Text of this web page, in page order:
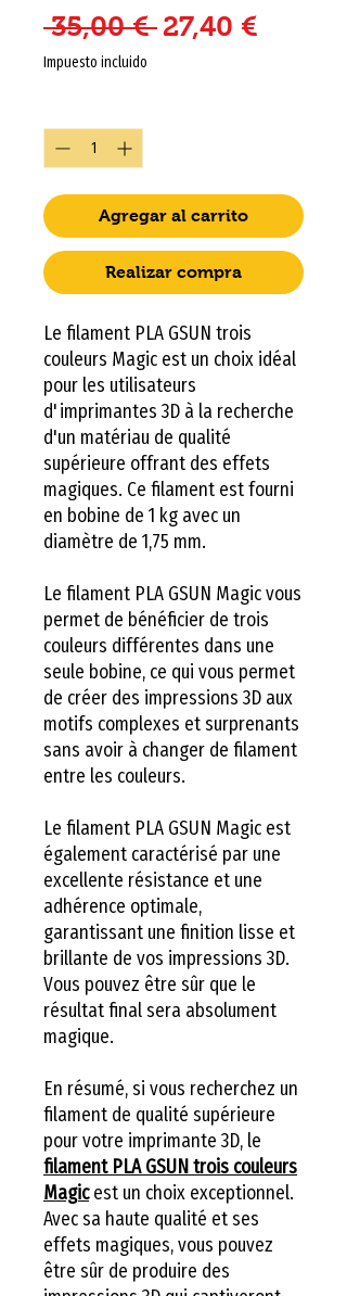
35,00 € Precio
27,40 €
Impuesto incluido
Agregar al carrito
Realizar compra
Le filament PLA GSUN trois
couleurs Magic est un choix idéal
pour les utilisateurs
d'imprimantes 3D à la recherche
d'un matériau de qualité
supérieure offrant des effets
magiques. Ce filament est fourni
en bobine de 1 kg avec un
diamètre de 1,75 mm.
Le filament PLA GSUN Magic vous
permet de bénéficier de trois
couleurs différentes dans une
seule bobine, ce qui vous permet
de créer des impressions 3D aux
motifs complexes et surprenants
sans avoir à changer de filament
entre les couleurs.
Le filament PLA GSUN Magic est
également caractérisé par une
excellente résistance et une
adhérence optimale,
garantissant une finition lisse et
brillante de vos impressions 3D.
Vous pouvez être sûr que le
résultat final sera absolument
magique.
En résumé, si vous recherchez un
filament de qualité supérieure
pour votre imprimante 3D, le
filament PLA GSUN trois couleurs
Magicest un choix exceptionnel.
Avec sa haute qualité et ses
effets magiques, vous pouvez
être sûr de produire des